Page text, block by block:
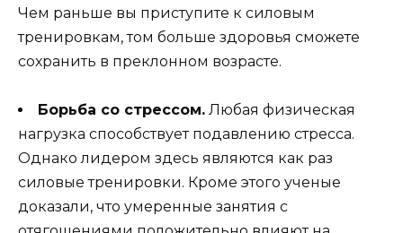
Чем раньше вы приступите к силовым
тренировкам, том больше здоровья сможете
сохранить в преклонном возрасте.
Борьба со стрессом. Любая физическая
нагрузка способствует подавлению стресса.
Однако лидером здесь являются как раз
силовые тренировки. Кроме этого ученые
доказали, что умеренные занятия с